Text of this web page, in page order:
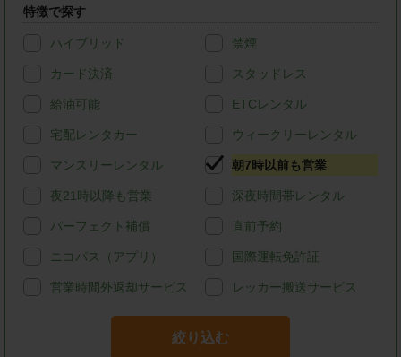
特徴で探す
ハイブリッド 禁煙
カード決済 スタッドレス
給油可能 ETCレンタル
宅配レンタカー ウィークリーレンタル
マンスリーレンタル 朝7時以前も営業
夜21時以降も営業 深夜時間帯レンタル
パーフェクト補償 直前予約
ニコパス（アプリ） 国際運転免許証
営業時間外返却サービス レッカー搬送サービス
絞り込む